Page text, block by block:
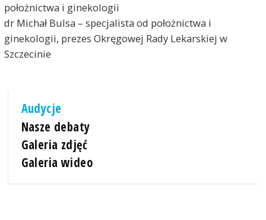
położnictwa i ginekologii
dr Michał Bulsa – specjalista od położnictwa i
ginekologii, prezes Okręgowej Rady Lekarskiej w
Szczecinie
Audycje
Nasze debaty
Galeria zdjęć
Galeria wideo